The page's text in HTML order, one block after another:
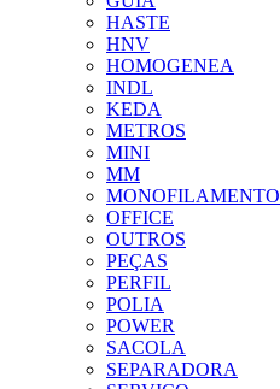
HASTE
HNV
HOMOGENEA
INDL
KEDA
METROS
MINI
MM
MONOFILAMENTO
OFFICE
OUTROS
PEÇAS
PERFIL
POLIA
POWER
SACOLA
SEPARADORA